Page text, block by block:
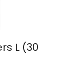
L (30